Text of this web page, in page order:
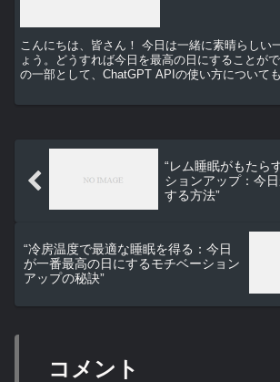
こんにちは、皆さん！ 今日は一緒に素晴らしい
ょう。どうすれば今日を最高の日にすることが
の一部として、ChatGPT APIの使い方について
“レム睡眠がもたら
ションアップ：今
する方法”
“冷房温度で最適な睡眠を得る：今日
が一番最高の日にするモチベーション
アップの秘訣”
コメント